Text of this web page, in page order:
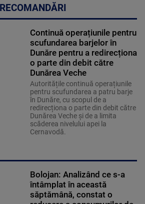
RECOMANDĂRI
Continuă operațiunile pentru
scufundarea barjelor în
Dunăre pentru a redirecționa
o parte din debit către
Dunărea Veche
Autoritățile continuă operațiunile
pentru scufundarea a patru barje
în Dunăre, cu scopul de a
redirecționa o parte din debit către
Dunărea Veche și de a limita
scăderea nivelului apei la
Cernavodă.
Bolojan: Analizând ce s-a
întâmplat în această
săptămână, constat o